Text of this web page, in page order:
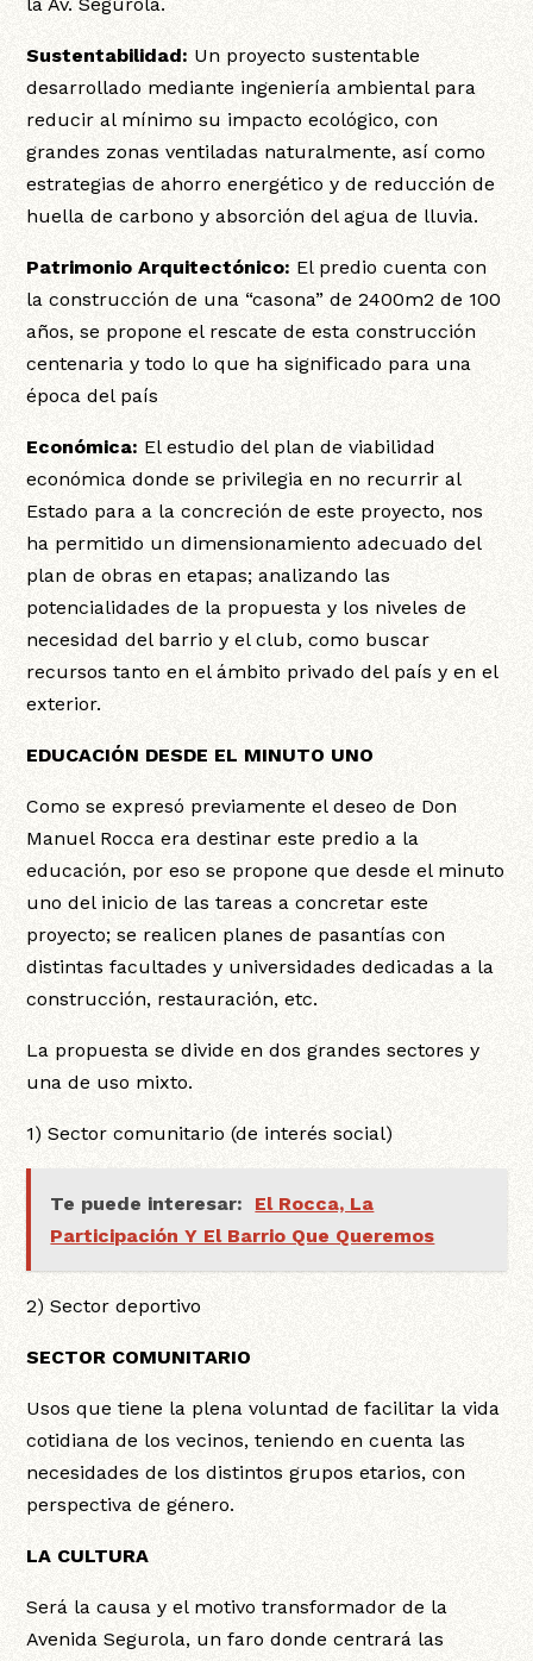
Sustentabilidad: Un proyecto sustentable
desarrollado mediante ingeniería ambiental para
reducir al mínimo su impacto ecológico, con
grandes zonas ventiladas naturalmente, así como
estrategias de ahorro energético y de reducción de
huella de carbono y absorción del agua de lluvia.
Patrimonio Arquitectónico: El predio cuenta con
la construcción de una “casona” de 2400m2 de 100
años, se propone el rescate de esta construcción
centenaria y todo lo que ha significado para una
época del país
Económica: El estudio del plan de viabilidad
económica donde se privilegia en no recurrir al
Estado para a la concreción de este proyecto, nos
ha permitido un dimensionamiento adecuado del
plan de obras en etapas; analizando las
potencialidades de la propuesta y los niveles de
necesidad del barrio y el club, como buscar
recursos tanto en el ámbito privado del país y en el
exterior.
EDUCACIÓN DESDE EL MINUTO UNO
Como se expresó previamente el deseo de Don
Manuel Rocca era destinar este predio a la
educación, por eso se propone que desde el minuto
uno del inicio de las tareas a concretar este
proyecto; se realicen planes de pasantías con
distintas facultades y universidades dedicadas a la
construcción, restauración, etc.
La propuesta se divide en dos grandes sectores y
una de uso mixto.
1) Sector comunitario (de interés social)
Te puede interesar:
El Rocca, La
Participación Y El Barrio Que Queremos
2) Sector deportivo
SECTOR COMUNITARIO
Usos que tiene la plena voluntad de facilitar la vida
cotidiana de los vecinos, teniendo en cuenta las
necesidades de los distintos grupos etarios, con
perspectiva de género.
LA CULTURA
Será la causa y el motivo transformador de la
Avenida Segurola, un faro donde centrará las